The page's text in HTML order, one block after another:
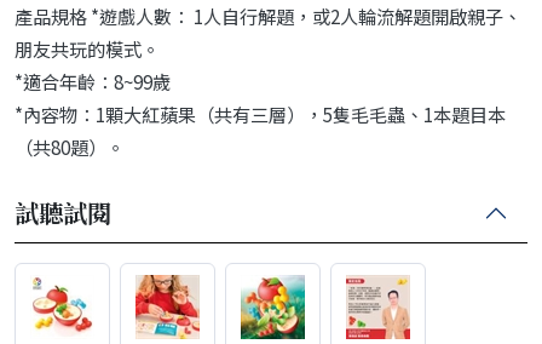
產品規格 *遊戲人數： 1人自行解題，或2人輪流解題開啟親子、
朋友共玩的模式。
*適合年齡：8~99歲
*內容物：1顆大紅蘋果（共有三層），5隻毛毛蟲、1本題目本
（共80題）。
試聽試閱